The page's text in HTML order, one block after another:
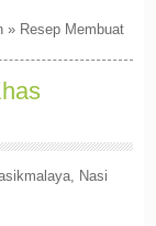
» Resep Membuat
Nasi